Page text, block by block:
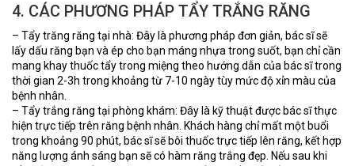
4. CÁC PHƯƠNG PHÁP TẨY TRẮNG RĂNG
– Tẩy trăng răng tại nhà: Đây là phương pháp đơn giản, bác sĩ sẽ
lấy dấu răng bạn và ép cho bạn máng nhựa trong suốt, bạn chỉ cần
mang khay thuốc tẩy trong miệng theo hướng dẫn của bác sĩ trong
thời gian 2-3h trong khoảng từ 7-10 ngày tùy mức độ xỉn màu của
bệnh nhân.
– Tẩy trắng răng tại phòng khám: Đây là kỹ thuật được bác sĩ thực
hiện trực tiếp trên răng bệnh nhân. Khách hàng chỉ mất một buổi
trong khoảng 90 phút, bác sĩ sẽ bôi thuốc trực tiếp lên răng, kết hợp
năng lượng ánh sáng bạn sẽ có hàm răng trắng đẹp. Nếu sau khi